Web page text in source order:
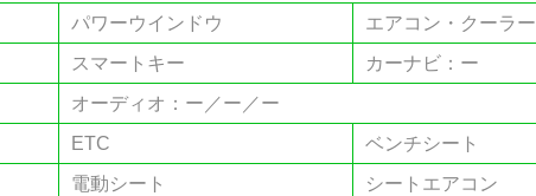
パワーウインドウ エアコン・クーラー
スマートキー カーナビ：ー
オーディオ：ー／ー／ー
ETC ベンチシート
電動シート シートエアコン